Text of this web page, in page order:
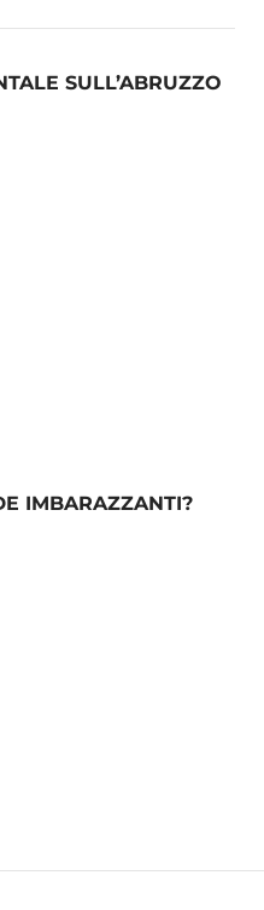
SULL’ABRUZZO
IMBARAZZANTI?